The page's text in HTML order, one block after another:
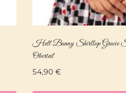
Hell Bunny Shirttop Gracie
Oberteil
54,90 €